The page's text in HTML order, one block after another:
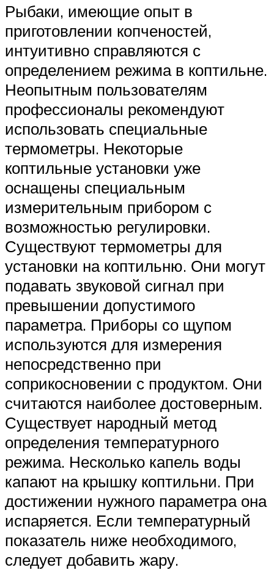
Рыбаки, имеющие опыт в
приготовлении копченостей,
интуитивно справляются с
определением режима в коптильне.
Неопытным пользователям
профессионалы рекомендуют
использовать специальные
термометры. Некоторые
коптильные установки уже
оснащены специальным
измерительным прибором с
возможностью регулировки.
Существуют термометры для
установки на коптильню. Они могут
подавать звуковой сигнал при
превышении допустимого
параметра. Приборы со щупом
используются для измерения
непосредственно при
соприкосновении с продуктом. Они
считаются наиболее достоверным.
Существует народный метод
определения температурного
режима. Несколько капель воды
капают на крышку коптильни. При
достижении нужного параметра она
испаряется. Если температурный
показатель ниже необходимого,
следует добавить жару.